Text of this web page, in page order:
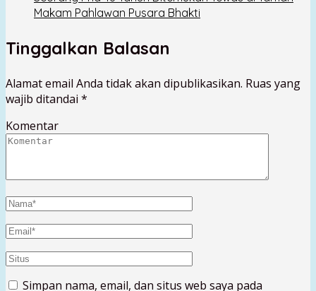
Makam Pahlawan Pusara Bhakti
Tinggalkan Balasan
Alamat email Anda tidak akan dipublikasikan. Ruas yang
wajib ditandai *
Komentar
Simpan nama, email, dan situs web saya pada